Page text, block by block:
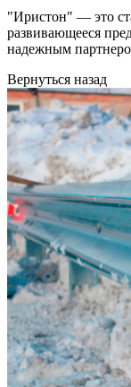
"Иристон" — это
развивающееся
надежным
Вернуться назад